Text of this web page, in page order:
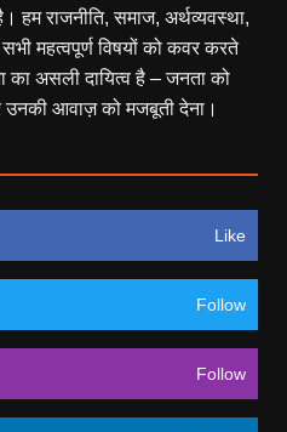
हम राजनीति, समाज, अर्थव्यवस्था,
महत्वपूर्ण विषयों को कवर करते
का असली दायित्व है – जनता को
उनकी आवाज़ को मजबूती देना।
Like
Follow
Follow